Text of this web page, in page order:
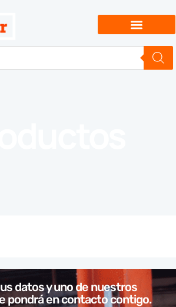
datos y uno de nuestros
pondrá en contacto contigo.